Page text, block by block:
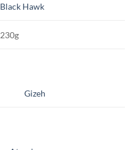
Black Hawk
230g
Gizeh